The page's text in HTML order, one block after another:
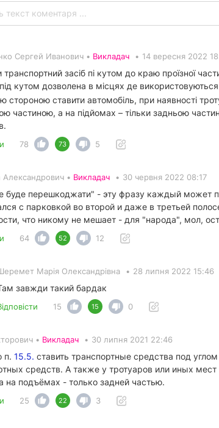
Сергей Иванович • Викладач • 14 вересня 2022
транспортний засіб пі кутом до краю проїзної
кутом дозволена в місцях де
стороною ставити автомобіль, при наявності
частиною, а на підйомах – тільки задньою
78 73 5
Александрович • Викладач • 30 червня 2022 08:17
буде перешкоджати" - эту фразу каждый может
с парковкой во второй и даже в третьей
что никому не мешает - для "народа", мол,
64 52 12
Марія Олександрівна • 28 липня 2022 15:46
завжди такий бардак
15 15 0
• Викладач • 30 липня 2021 22:46
п. 15.5. ставить транспортные средства под
средств. А также у тротуаров или иных
на подъёмах - только задней частью.
25 22 3